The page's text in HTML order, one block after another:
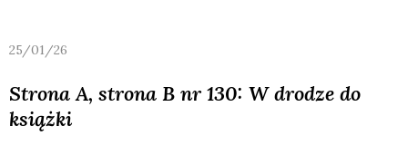
25/01/26
Strona A, strona B nr 130: W drodze do
książki